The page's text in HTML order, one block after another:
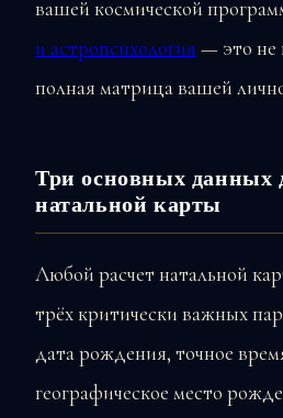
вашей космической
и астропсихология — это не
полная матрица вашей
Три основных данных
натальной карты
Любой расчет натальной
трёх критически важных
дата рождения, точное
географическое место